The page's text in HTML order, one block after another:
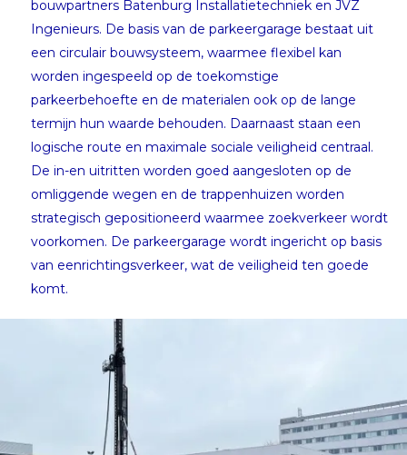
bouwpartners Batenburg Installatietechniek en JVZ
Ingenieurs. De basis van de parkeergarage bestaat uit
een circulair bouwsysteem, waarmee flexibel kan
worden ingespeeld op de toekomstige
parkeerbehoefte en de materialen ook op de lange
termijn hun waarde behouden. Daarnaast staan een
logische route en maximale sociale veiligheid centraal.
De in-en uitritten worden goed aangesloten op de
omliggende wegen en de trappenhuizen worden
strategisch gepositioneerd waarmee zoekverkeer wordt
voorkomen. De parkeergarage wordt ingericht op basis
van eenrichtingsverkeer, wat de veiligheid ten goede
komt.